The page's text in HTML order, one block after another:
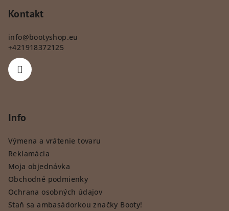
Kontakt
info@bootyshop.eu
+421918372125
Info
Výmena a vrátenie tovaru
Reklamácia
Moja objednávka
Obchodné podmienky
Ochrana osobných údajov
Staň sa ambasádorkou značky Booty!